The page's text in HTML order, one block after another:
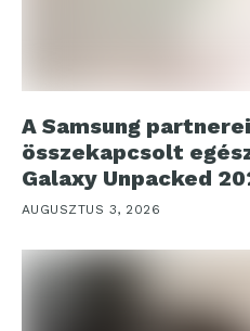
A Samsung
összekapcsolt
Galaxy Unpacked
AUGUSZTUS 3, 2026